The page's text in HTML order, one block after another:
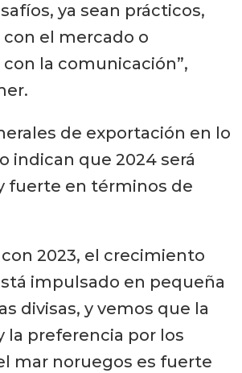
ya sean prácticos,
el mercado o
la comunicación”,
de exportación en lo
indican que 2024 será
fuerte en términos de
2023, el crecimiento
impulsado en pequeña
divisas, y vemos que la
la preferencia por los
mar noruegos es fuerte